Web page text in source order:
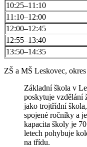
10:25–11:10
11:10–12:00
12:00–12:45
12:55–13:40
13:50–14:35
ZŠ a MŠ Leskovec,
Základní škola v
poskytuje vzdělání
jako trojtřídní
spojené ročníky a
kapacita školy je
letech pohybuje
na třídu.